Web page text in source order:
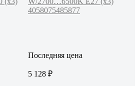
Последняя цена
5 128 ₽